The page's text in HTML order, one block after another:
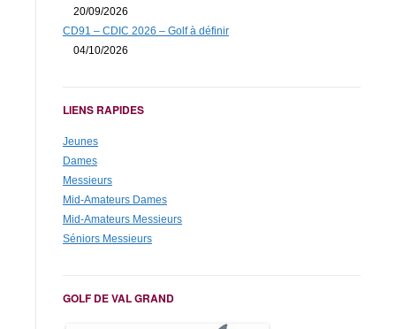
20/09/2026
CD91 – CDIC 2026 – Golf à définir
04/10/2026
LIENS RAPIDES
Jeunes
Dames
Messieurs
Mid-Amateurs Dames
Mid-Amateurs Messieurs
Séniors Messieurs
GOLF DE VAL GRAND